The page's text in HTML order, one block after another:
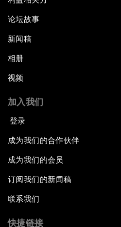
论坛故事
新闻稿
相册
视频
加入我们
登录
成为我们的合作伙伴
成为我们的会员
订阅我们的新闻稿
联系我们
快捷链接